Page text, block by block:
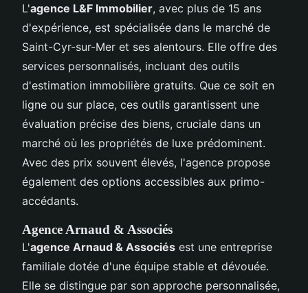
L'agence L&F Immobilier, avec plus de 15 ans
d'expérience, est spécialisée dans le marché de
Saint-Cyr-sur-Mer et ses alentours. Elle offre des
services personnalisés, incluant des outils
d'estimation immobilière gratuits. Que ce soit en
ligne ou sur place, ces outils garantissent une
évaluation précise des biens, cruciale dans un
marché où les propriétés de luxe prédominent.
Avec des prix souvent élevés, l'agence propose
également des options accessibles aux primo-
accédants.
Agence Arnaud & Associés
L'agence Arnaud & Associés est une entreprise
familiale dotée d'une équipe stable et dévouée.
Elle se distingue par son approche personnalisée,